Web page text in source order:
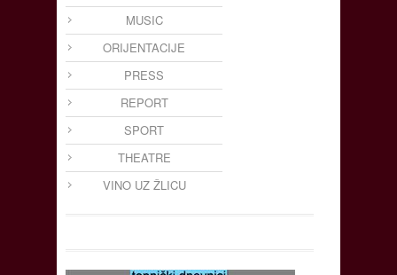
MUSIC
ORIJENTACIJE
PRESS
REPORT
SPORT
THEATRE
VINO UZ ŽLICU